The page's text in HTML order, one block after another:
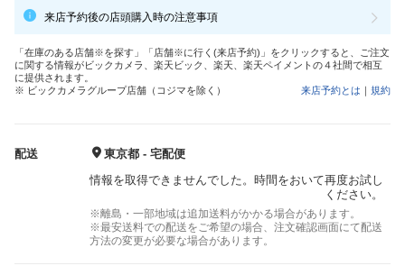
来店予約後の店頭購入時の注意事項
「在庫のある店舗※を探す」「店舗※に行く(来店予約)」をクリックすると、ご注文
に関する情報がビックカメラ、楽天ビック、楽天、楽天ペイメントの４社間で相互
に提供されます。
※ ビックカメラグループ店舗（コジマを除く）
来店予約とは ｜ 規約
配送
東京都 - 宅配便
情報を取得できませんでした。時間をおいて再度お試し
ください。
※離島・一部地域は追加送料がかかる場合があります。
※最安送料での配送をご希望の場合、注文確認画面にて配送
方法の変更が必要な場合があります。